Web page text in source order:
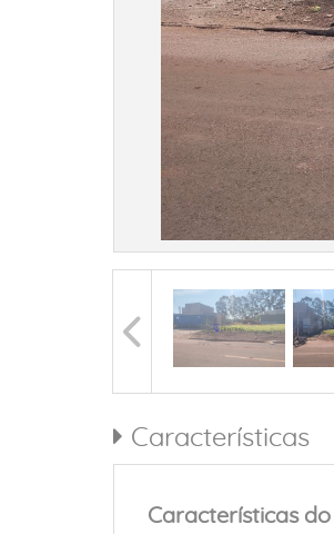
Características
Características